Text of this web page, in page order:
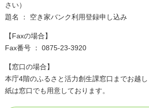
さい）
題名 ： 空き家バンク利用登録申し込み
【Faxの場合】
Fax番号 ： 0875-23-3920
【窓口の場合】
本庁4階のふるさと活力創生課窓口までお越
紙は窓口でも用意しております。